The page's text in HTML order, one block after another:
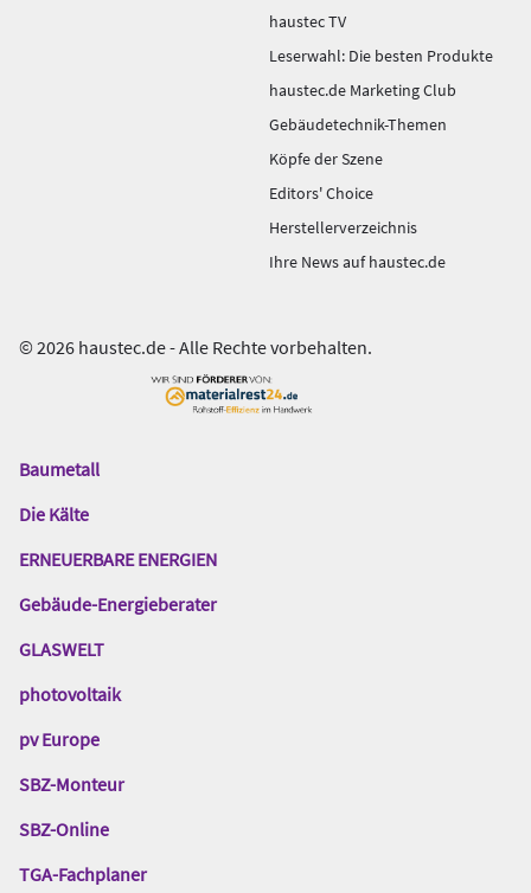
haustec TV
Leserwahl: Die besten Produkte
haustec.de Marketing Club
Gebäudetechnik-Themen
Köpfe der Szene
Editors' Choice
Herstellerverzeichnis
Ihre News auf haustec.de
© 2026 haustec.de - Alle Rechte vorbehalten.
Das
Gentner
Baumetall
Die Kälte
ERNEUERBARE ENERGIEN
Gebäude-Energieberater
GLASWELT
photovoltaik
pv Europe
SBZ-Monteur
SBZ-Online
TGA-Fachplaner